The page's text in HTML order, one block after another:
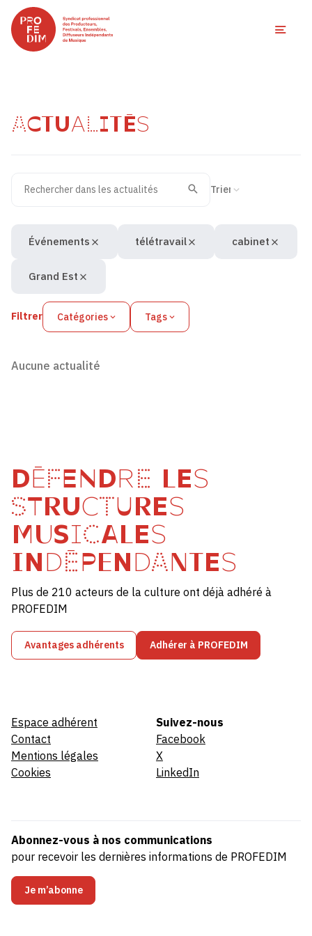
ACTUALITÉS
Recherche
Valider
Filtrer Catégories Tags
Événements télétravail cabinet
Grand Est
Aucune actualité
DÉFENDRE LES
STRUCTURES
MUSICALES
INDÉPENDANTES
Plus de 210 acteurs de la culture ont déjà adhéré à
PROFEDIM
Avantages adhérents Adhérer à PROFEDIM
Espace adhérent
Contact
Mentions légales
Cookies
Suivez-nous
Facebook
X
LinkedIn
Abonnez-vous à nos communications
pour recevoir les dernières informations de PROFEDIM
Je m’abonne